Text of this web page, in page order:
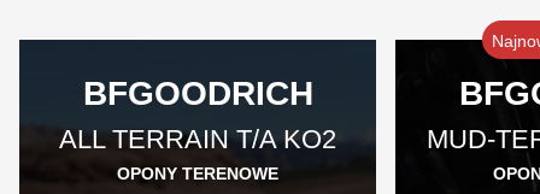
BFGOODRICH
ALL TERRAIN T/A KO2
OPONY TERENOWE
MUD-